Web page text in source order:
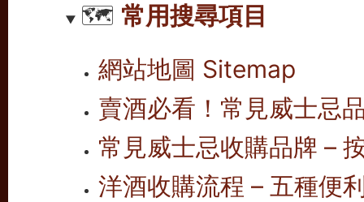
🗺️ 常用搜尋項目
網站地圖 Sitemap
賣酒必看！常見威士忌
常見威士忌收購品牌 –
洋酒收購流程 – 五種便